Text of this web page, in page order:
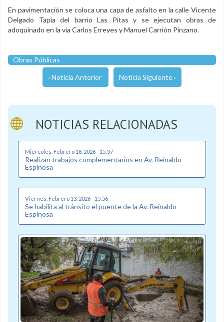
En pavimentación se coloca una capa de asfalto en la calle Vicente
Delgado Tapia del barrio Las Pitas y se ejecutan obras de
adoquinado en la vía Carlos Erreyes y Manuel Carrión Pinzano.
Obras Públicas
‹ Noticia Anterior Noticia Siguiente ›
NOTICIAS RELACIONADAS
Miércoles, Febrero 18, 2026 - 15:37
Realizan trabajos complementarios en Av. Reinaldo
Espinosa
Viernes, Febrero 13, 2026 - 15:56
Se habilita al tránsito el puente de la Av. Reinaldo
Espinosa